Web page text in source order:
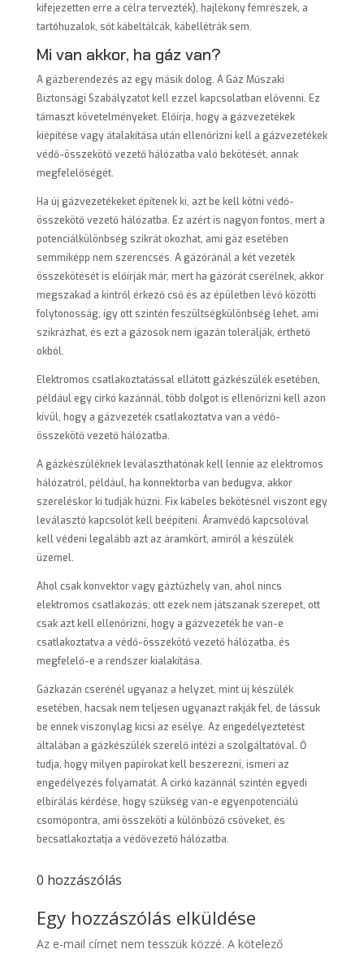
kifejezetten erre a célra tervezték), hajlékony fémrészek, a
tartóhuzalok, sőt kábeltálcák, kábellétrák sem.
Mi van akkor, ha gáz van?
A gázberendezés az egy másik dolog. A Gáz Műszaki
Biztonsági Szabályzatot kell ezzel kapcsolatban elővenni. Ez
támaszt követelményeket. Előírja, hogy a gázvezetékek
kiépítése vagy átalakítása után ellenőrizni kell a gázvezetékek
védő-összekötő vezető hálózatba való bekötését, annak
megfelelőségét.
Ha új gázvezetékeket építenek ki, azt be kell kötni védő-
összekötő vezető hálózatba. Ez azért is nagyon fontos, mert a
potenciálkülönbség szikrát okozhat, ami gáz esetében
semmiképp nem szerencsés. A gázóránál a két vezeték
összekötését is előírják már, mert ha gázórát cserélnek, akkor
megszakad a kintről érkező cső és az épületben lévő közötti
folytonosság, így ott szintén feszültségkülönbség lehet, ami
szikrázhat, és ezt a gázosok nem igazán tolerálják, érthető
okból.
Elektromos csatlakoztatással ellátott gázkészülék esetében,
például egy cirkó kazánnál, több dolgot is ellenőrizni kell azon
kívül, hogy a gázvezeték csatlakoztatva van a védő-
összekötő vezető hálózatba.
A gázkészüléknek leválaszthatónak kell lennie az elektromos
hálózatról, például, ha konnektorba van bedugva, akkor
szereléskor ki tudják húzni. Fix kábeles bekötésnél viszont egy
leválasztó kapcsolót kell beépíteni. Áramvédő kapcsolóval
kell védeni legalább azt az áramkört, amiről a készülék
üzemel.
Ahol csak konvektor vagy gáztűzhely van, ahol nincs
elektromos csatlakozás, ott ezek nem játszanak szerepet, ott
csak azt kell ellenőrizni, hogy a gázvezeték be van-e
csatlakoztatva a védő-összekötő vezető hálózatba, és
megfelelő-e a rendszer kialakítása.
Gázkazán cserénél ugyanaz a helyzet, mint új készülék
esetében, hacsak nem teljesen ugyanazt rakják fel, de lássuk
be ennek viszonylag kicsi az esélye. Az engedélyeztetést
általában a gázkészülék szerelő intézi a szolgáltatóval. Ő
tudja, hogy milyen papírokat kell beszerezni, ismeri az
engedélyezés folyamatát. A cirkó kazánnál szintén egyedi
elbírálás kérdése, hogy szükség van-e egyenpotenciálú
csomópontra, ami összeköti a különböző csöveket, és
becsatlakoztatja a védővezető hálózatba.
0 hozzászólás
Egy hozzászólás elküldése
Az e-mail címet nem tesszük közzé. A kötelező